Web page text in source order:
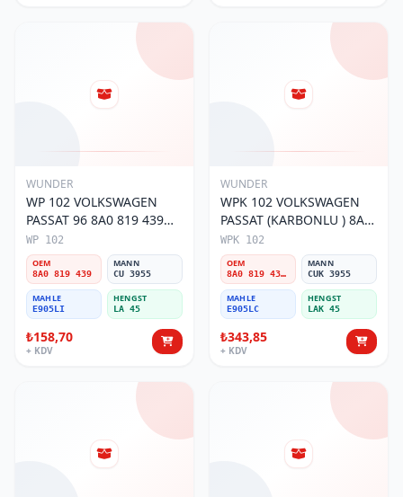
WUNDER
WP 102 VOLKSWAGEN
PASSAT 96 8A0 819 439
Polen Filtresi
WP 102
OEM
8A0 819 439
MANN
CU 3955
MAHLE
E905LI
HENGST
LA 45
₺158,70
+ KDV
WUNDER
WPK 102 VOLKSWAGEN
PASSAT (KARBONLU ) 8A0
819 439B Polen Filtresi
WPK 102
OEM
8A0 819 439B
MANN
CUK 3955
MAHLE
E905LC
HENGST
LAK 45
₺343,85
+ KDV